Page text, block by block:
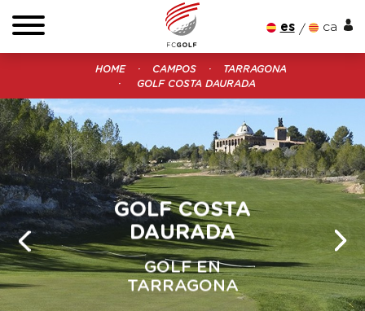
es ca
HOME CAMPOS
TARRAGONA
GOLF COSTA DAURADA
GOLF COSTA
DAURADA
GOLF EN
TARRAGONA